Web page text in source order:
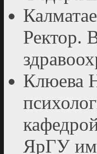
Ректор.
Клюева
ЯрГУ